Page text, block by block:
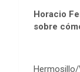
Horacio
sobre
Hermosillo/